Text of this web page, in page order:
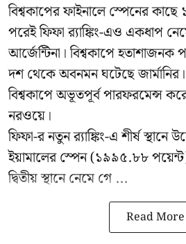
বিশ্বকাপের ফাইনালে স্পেনের
পরেই ফিফা র‍্যাঙ্কিং-এও একধাপ
আর্জেন্টিনা। বিশ্বকাপে হতাশাজনক
দশ থেকে অবনমন ঘটেছে
বিশ্বকাপে অভূতপূর্ব পারফরমেন্স
নরওয়ে।
ফিফা-র নতুন র‍্যাঙ্কিং-এ শীর্ষ স্থানে
ইয়ামালের স্পেন (১৯৯৫.৮৮
দ্বিতীয় স্থানে নেমে গে ...
Read More